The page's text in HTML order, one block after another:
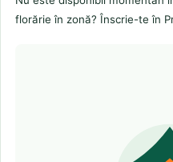
florărie în zonă? Înscrie-te în